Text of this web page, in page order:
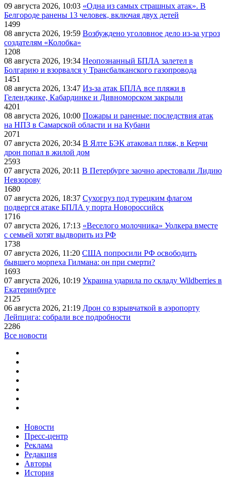
09 августа 2026, 10:03 «Одна из самых страшных атак». В
Белгороде ранены 13 человек, включая двух детей
1499
08 августа 2026, 19:59 Возбуждено уголовное дело из-за угроз
создателям «Колобка»
1208
08 августа 2026, 19:34 Неопознанный БПЛА залетел в
Болгарию и взорвался у Трансбалканского газопровода
1451
08 августа 2026, 13:47 Из-за атак БПЛА все пляжи в
Геленджике, Кабардинке и Дивноморском закрыли
4201
08 августа 2026, 10:00 Пожары и раненые: последствия атак
на НПЗ в Самарской области и на Кубани
2071
07 августа 2026, 20:34 В Ялте БЭК атаковал пляж, в Керчи
дрон попал в жилой дом
2593
07 августа 2026, 20:11 В Петербурге заочно арестовали Лидию
Невзорову
1680
07 августа 2026, 18:37 Сухогруз под турецким флагом
подвергся атаке БПЛА у порта Новороссийск
1716
07 августа 2026, 17:13 «Веселого молочника» Уолкера вместе
с семьей хотят выдворить из РФ
1738
07 августа 2026, 11:20 США попросили РФ освободить
бывшего морпеха Гилмана: он при смерти?
1693
07 августа 2026, 10:19 Украина ударила по складу Wildberries в
Екатеринбурге
2125
06 августа 2026, 21:19 Дрон со взрывчаткой в аэропорту
Лейпцига: собрали все подробности
2286
Все новости
Новости
Пресс-центр
Реклама
Редакция
Авторы
История